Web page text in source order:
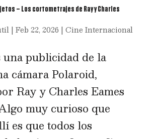
– Los cortometrajes de Ray y Charles
| Feb 22, 2026 | Cine Internacional
una publicidad de la
cámara Polaroid,
Ray y Charles Eames
muy curioso que
es que todos los